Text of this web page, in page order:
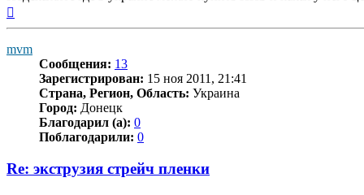
mvm
Сообщения: 13
Зарегистрирован: 15 ноя 2011, 21:41
Страна, Регион, Область: Украина
Город: Донецк
Благодарил (а): 0
Поблагодарили: 0
Re: экструзия стрейч пленки